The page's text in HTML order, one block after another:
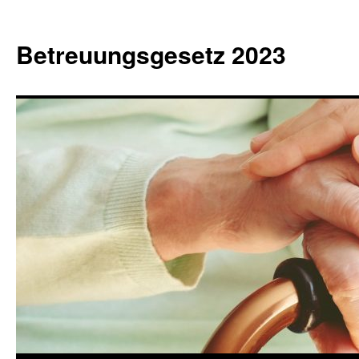
Betreuungsgesetz 2023